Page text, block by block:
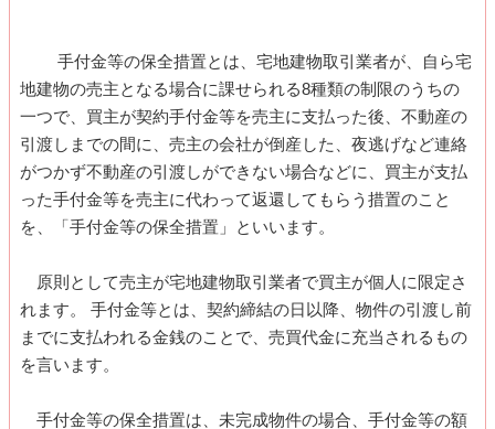
手付金等の保全措置とは、宅地建物取引業者が、自ら宅
地建物の売主となる場合に課せられる8種類の制限のうちの
一つで、買主が契約手付金等を売主に支払った後、不動産の
引渡しまでの間に、売主の会社が倒産した、夜逃げなど連絡
がつかず不動産の引渡しができない場合などに、買主が支払
った手付金等を売主に代わって返還してもらう措置のこと
を、「手付金等の保全措置」といいます。
原則として売主が宅地建物取引業者で買主が個人に限定さ
れます。 手付金等とは、契約締結の日以降、物件の引渡し前
までに支払われる金銭のことで、売買代金に充当されるもの
を言います。
手付金等の保全措置は、未完成物件の場合、手付金等の額